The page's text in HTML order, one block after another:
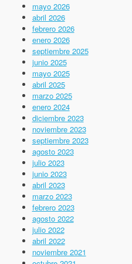
mayo 2026
abril 2026
febrero 2026
enero 2026
septiembre 2025
junio 2025
mayo 2025
abril 2025
marzo 2025
enero 2024
diciembre 2023
noviembre 2023
septiembre 2023
agosto 2023
julio 2023
junio 2023
abril 2023
marzo 2023
febrero 2023
agosto 2022
julio 2022
abril 2022
noviembre 2021